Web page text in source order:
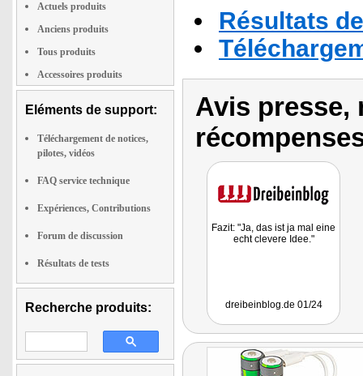
Actuels produits
Anciens produits
Tous produits
Accessoires produits
Eléments de support:
Téléchargement de notices,
pilotes, vidéos
FAQ service technique
Expériences, Contributions
Forum de discussion
Résultats de tests
Recherche produits:
Résultats
Avis presse,
Fazit: "Ja, das ist ja mal eine
echt clevere Idee."
dreibeinblog.de 01/24